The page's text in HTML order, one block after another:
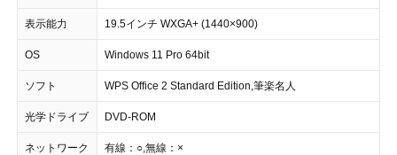
表示能力 19.5インチ WXGA+ (1440×900)
OS Windows 11 Pro 64bit
ソフト WPS Office 2 Standard Edition,筆楽名人
光学ドライブ DVD-ROM
ネットワーク 有線：○,無線：×